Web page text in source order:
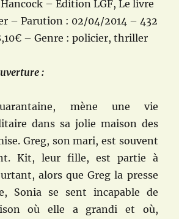
Hancock –EditionLGF, Le livre
– Parution : 02/04/2014 – 432
– Genre : policier, thriller
:
mène une vie
dans sa jolie maison des
Greg, son mari, est souvent
Kit, leur fille, est partie à
alors que Greg la presse
Sonia se sent incapable de
où elle a grandi et où,